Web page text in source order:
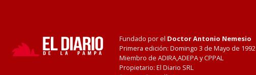
Fundado por el Doctor Antonio Nemesio
Primera edición: Domingo 3 de Mayo de 1992
Miembro de ADIRA,ADEPA y CPPAL
Propietario: El Diario SRL